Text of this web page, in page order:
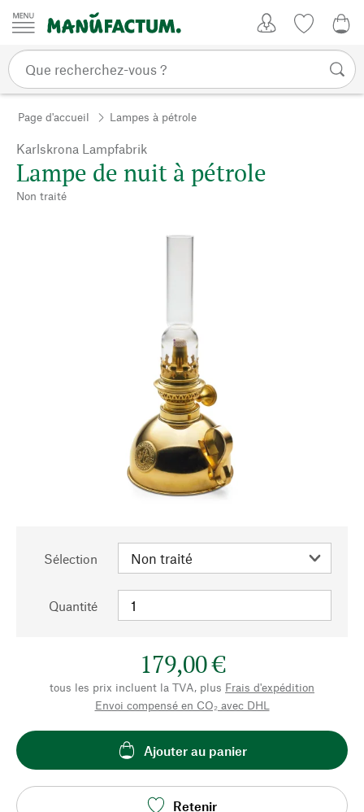
Passer au contenu
Page d'accueil Lampes à pétrole
Karlskrona Lampfabrik
Lampe de nuit à pétrole
Non traité
Sélection
Quantité
179,00 €
tous les prix incluent la TVA, plus Frais d'expédition
Envoi compensé en CO₂ avec DHL
Ajouter au panier
Retenir